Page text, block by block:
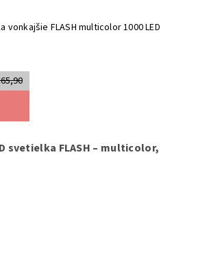
vonkajšie FLASH multicolor 1000 LED
svetielka FLASH – multicolor,